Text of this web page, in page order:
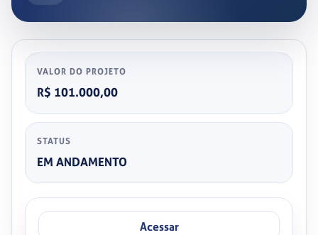
VALOR DO PROJETO
R$ 101.000,00
STATUS
EM ANDAMENTO
Acessar